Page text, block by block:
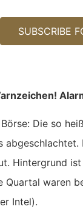
SUBSCRIBE
Die so
Hintergrund
Quartal waren
Intel).